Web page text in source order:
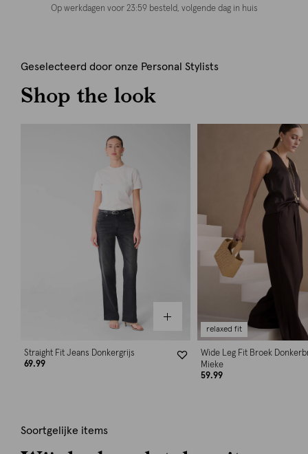
Op werkdagen voor 23:59 besteld, volgende dag in huis
Geselecteerd door onze Personal Stylists
Shop the look
Straight Fit Jeans Donkergrijs
69.99
relaxed fit
Wide Leg Fit Broek
Mieke
59.99
Soortgelijke items